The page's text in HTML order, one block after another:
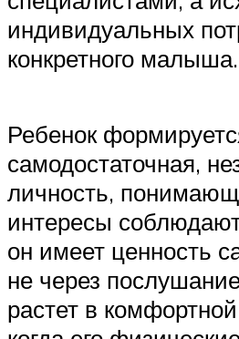
индивидуальных
конкретного малыша.
Ребенок
самодостаточная,
личность,
интересы
он имеет ценность
не через
растет в